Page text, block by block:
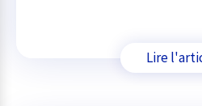
Lire